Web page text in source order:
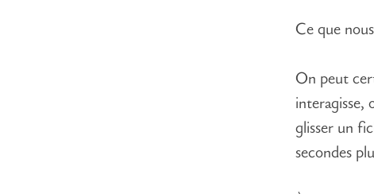
Ce que
On peut
interagisse,
glisser un
secondes